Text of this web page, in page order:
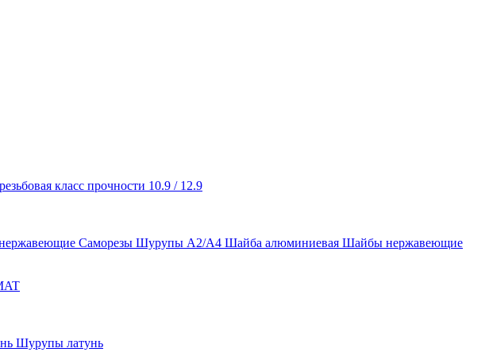
класс прочности 10.9 / 12.9
Саморезы Шурупы А2/А4 Шайба алюминиевая Шайбы нержавеющие
Шурупы латунь